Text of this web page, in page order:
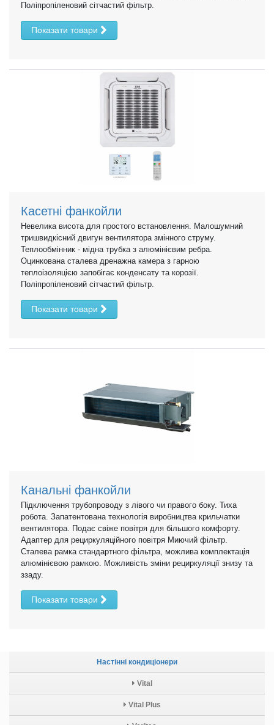
Настінні кондиціонери
Vital
Vital Plus
Поліпропіленовий сітчастий фільтр.
Показати товари
Касетні фанкойли
Невелика висота для простого встановлення. Малошумний
тришвидкісний двигун вентилятора змінного струму.
Теплообмінник - мідна трубка з алюмінієвим ребра.
Оцинкована сталева дренажна камера з гарною
теплоізоляцією запобігає конденсату та корозії.
Поліпропіленовий сітчастий фільтр.
Показати товари
Канальні фанкойли
Підключення трубопроводу з лівого чи правого боку. Тиха
робота. Запатентована технологія виробництва крильчатки
вентилятора. Подає свіже повітря для більшого комфорту.
Адаптер для рециркуляційного повітря Миючий фільтр.
Сталева рамка стандартного фільтра, можлива комплектація
алюмінієвою рамкою. Можливість зміни рециркуляції знизу та
ззаду.
Показати товари